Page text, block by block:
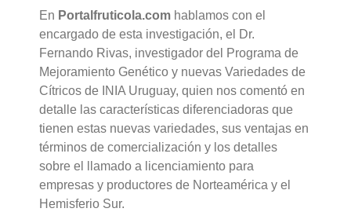
En Portalfruticola.com hablamos con el
encargado de esta investigación, el Dr.
Fernando Rivas, investigador del Programa de
Mejoramiento Genético y nuevas Variedades de
Cítricos de INIA Uruguay, quien nos comentó en
detalle las características diferenciadoras que
tienen estas nuevas variedades, sus ventajas en
términos de comercialización y los detalles
sobre el llamado a licenciamiento para
empresas y productores de Norteamérica y el
Hemisferio Sur.